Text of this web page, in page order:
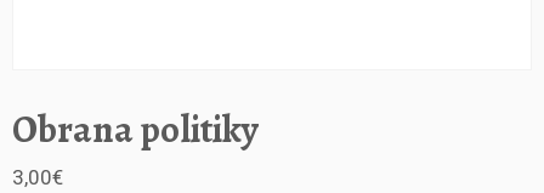
Obrana politiky
3,00€